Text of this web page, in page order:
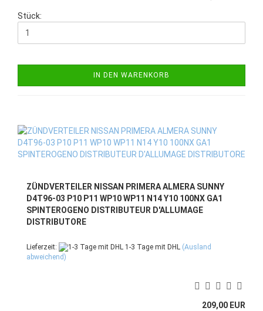
Stück:
IN DEN WARENKORB
ZÜNDVERTEILER NISSAN PRIMERA ALMERA SUNNY
D4T96-03 P10 P11 WP10 WP11 N14 Y10 100NX GA1
SPINTEROGENO DISTRIBUTEUR D'ALLUMAGE
DISTRIBUTORE
Lieferzeit: 1-3 Tage mit DHL (Ausland
abweichend)
209,00 EUR